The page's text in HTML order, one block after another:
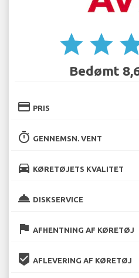
star star
Bedømt
credit_card PRIS
timer GENNEMSN. VENT
directions_car KØRETØJETS KVALITET
room_service DISKSERVICE
flag AFHENTNING AF KØRETØJ
beenhere AFLEVERING AF KØRETØJ